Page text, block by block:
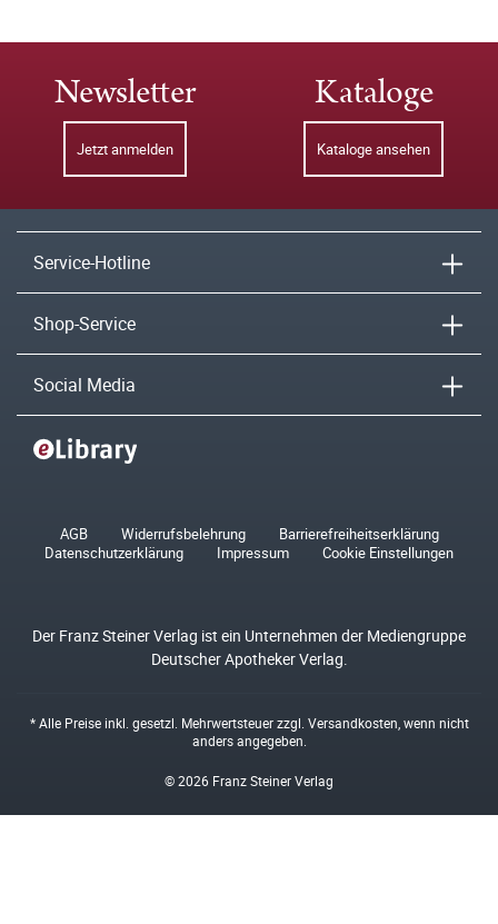
Newsletter
Jetzt anmelden
Kataloge
Kataloge ansehen
Service-Hotline
Shop-Service
Social Media
AGB Widerrufsbelehrung
Barrierefreiheitserklärung
Datenschutzerklärung
Impressum Cookie Einstellungen
Der Franz Steiner Verlag ist ein Unternehmen der Mediengruppe
Deutscher Apotheker Verlag.
* Alle Preise inkl. gesetzl. Mehrwertsteuer zzgl. Versandkosten , wenn nicht
anders angegeben.
© 2026 Franz Steiner Verlag